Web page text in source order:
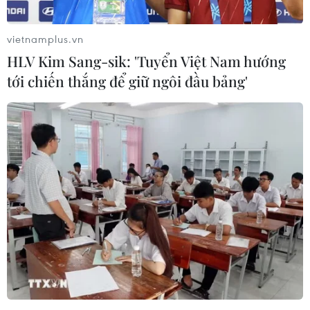
Mỹ và Thổ Nhĩ Kỳ tìm cách giải quyết vụ
bắt giữ linh mục
29/07/2018 04:49
Ngoại trưởng Mỹ Mike Pompeo đã điện đàm với người
đồng cấp Thổ Nhĩ Kỳ Mevlut Cavusoglu thảo luận về vụ
một linh mục Mỹ bị bắt giữ tại Thổ Nhĩ Kỳ với cáo buộc
khủng bố và gián điệp.
vietnamplus.vn
HLV Kim Sang-sik: 'Tuyển Việt Nam hướng
tới chiến thắng để giữ ngôi đầu bảng'